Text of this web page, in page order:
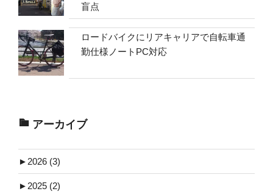
盲点
ロードバイクにリアキャリアで自転車通
勤仕様ノートPC対応
アーカイブ
► 2026 (3)
► 2025 (2)